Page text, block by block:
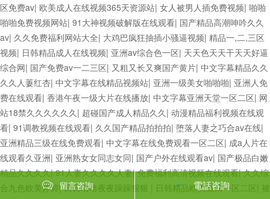
留言咨詢 電話咨詢
区免费av| 欧美成人在线视频365天资源站| 女人被男人插免费视频| 啪啪
啪啪免费视频网站| 91大神视频破解版在线观看| 国产精品高潮呻吟久久
av| 久久免费福利网站大全| 大鸡巴疯狂抽插小骚逼视频| 精品一,二,三区
视频| 日韩精品成人在线视频| 亚洲av综合色一区| 天天色天天干天天好逼
综合网| 国产免费av一二三区| 又粗又长又爽国产黄片| 中文字幕精品久久
久久人萋红杏| 中文字幕在线精品视频站| 亚洲一级美女啪啪啪| 亚洲人免
费在线观看| 香港午夜一级大片在线播放| 中文字幕亚洲天堂一区二区| 网
站18禁久久久久久久| 超碰国产成人精品久久| 动漫精品福利视频在线观
看| 91调教视频在线观看| 久久国产精品拍拍拍| 堕落人妻之巧合av在线|
亚洲精品三级在线免费观看| 中文字幕在线免费观看一区二区| 成a人片在
线观看久亚洲| 亚洲熟女女同志女同| 国产户外在线观看av| 国产极品白嫩
精品久久久久|91人妻久久久久人妻|免费福利高清视频在线观看|久久综
合九色欧美婷婷|日日噜噜夜夜躁躁狠狠 日韩精品欧美激情一区二区 被